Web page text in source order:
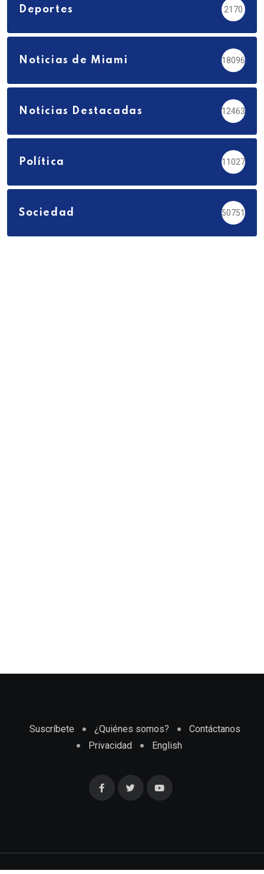
Deportes 2170
Noticias de Miami 18096
Noticias Destacadas 12463
Política 11027
Sociedad 50751
Suscríbete ¿Quiénes somos?
Contáctanos
Privacidad
English